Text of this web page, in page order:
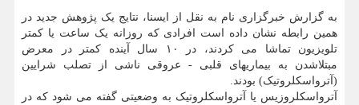
به گزارش خبرگزاری نام به نقل از ایسنا، نتایج یک پژوهش جدید در
همین رابطه نشان داده است افرادی که روزانه یک ساعت یا کمتر
تلویزیون تماشا می کردند، در ۱۰ سال آینده کمتر در معرض
مبتلاشدن به بیماریهای قلبی - عروقی ناشی از تصلب شرایین
(آترواسکلروتیک) بودند.
آترواسکلروزیس یا آترواسکلروتیک به وضعیتی گفته می شود که در